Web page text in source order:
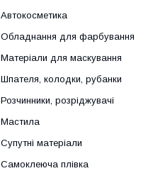
Автокосметика
Обладнання для фарбування
Матеріали для маскування
Шпателя, колодки, рубанки
Розчинники, розріджувачі
Мастила
Супутні матеріали
Самоклеюча плівка